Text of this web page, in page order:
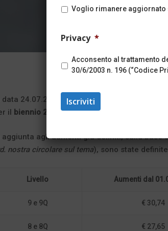
or ESC to close
data 24.07.2025 è stata sottoscritta l’ipotesi
il biennio 2025 – 2026.
aggiunta agli aumenti già definiti, sulla base
nostra circolare sul tema), sono state definite
Livello Aumenti dal
9 e 9Q € 30,74
8 e 8Q € 27,65
Voglio rimanere
Privacy *
Acconsento al trattamento
30/6/2003 n. 196 (“Codice